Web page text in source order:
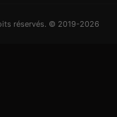
réservés. © 2019-2026